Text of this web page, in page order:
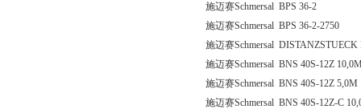
施迈赛Schmersal BPS 36-2
施迈赛Schmersal BPS 36-2-2750
施迈赛Schmersal DISTANZSTUECK
施迈赛Schmersal BNS 40S-12Z
施迈赛Schmersal BNS 40S-12Z 5,0M
施迈赛Schmersal BNS 40S-12Z-C